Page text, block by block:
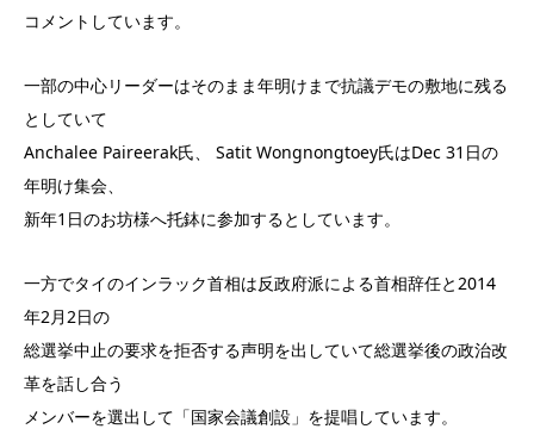
コメントしています。
一部の中心リーダーはそのまま年明けまで抗議デモの敷地に残る
としていて
Anchalee Paireerak氏、 Satit Wongnongtoey氏はDec 31日の
年明け集会、
新年1日のお坊様へ托鉢に参加するとしています。
一方でタイのインラック首相は反政府派による首相辞任と2014
年2月2日の
総選挙中止の要求を拒否する声明を出していて総選挙後の政治改
革を話し合う
メンバーを選出して「国家会議創設」を提唱しています。